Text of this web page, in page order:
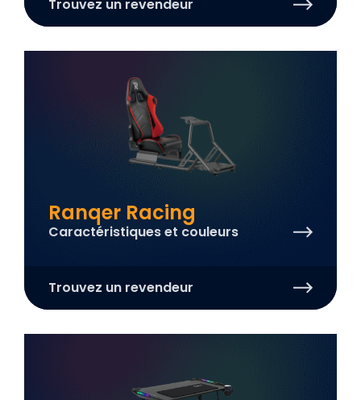
Trouvez un revendeur
Ranqer Racing
Caractéristiques et couleurs
Trouvez un revendeur